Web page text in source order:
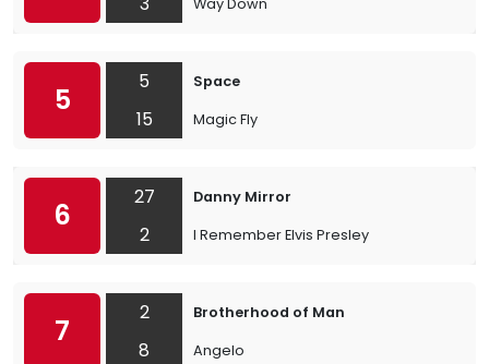
Way Down
5
5
15
Space
Magic Fly
6
27
2
Danny Mirror
I Remember Elvis Presley
7
2
8
Brotherhood of Man
Angelo